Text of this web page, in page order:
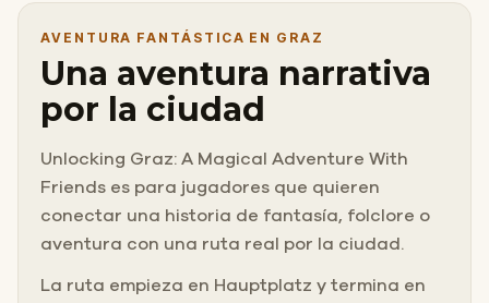
AVENTURA FANTÁSTICA EN GRAZ
Una aventura narrativa
por la ciudad
Unlocking Graz: A Magical Adventure With
Friends es para jugadores que quieren
conectar una historia de fantasía, folclore o
aventura con una ruta real por la ciudad.
La ruta empieza en Hauptplatz y termina en